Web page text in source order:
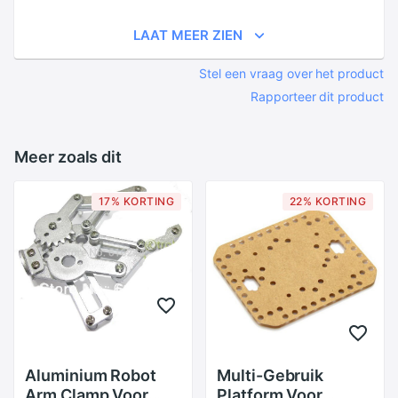
LAAT MEER ZIEN
Stel een vraag over het product
Rapporteer dit product
Meer zoals dit
17% KORTING
Aluminium Robot
22% KORTING
Multi-Gebruik